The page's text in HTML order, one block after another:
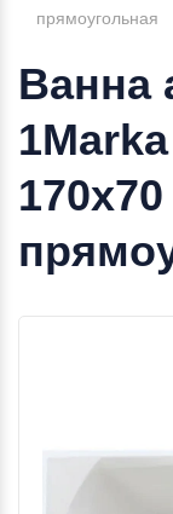
прямоугольная
Ванна